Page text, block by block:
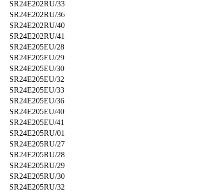
SR24E202RU/33
SR24E202RU/36
SR24E202RU/40
SR24E202RU/41
SR24E205EU/28
SR24E205EU/29
SR24E205EU/30
SR24E205EU/32
SR24E205EU/33
SR24E205EU/36
SR24E205EU/40
SR24E205EU/41
SR24E205RU/01
SR24E205RU/27
SR24E205RU/28
SR24E205RU/29
SR24E205RU/30
SR24E205RU/32